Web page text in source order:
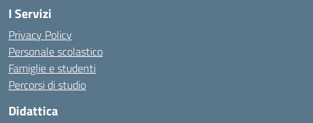
I Servizi
Privacy Policy
Personale scolastico
Famiglie e studenti
Percorsi di studio
Didattica